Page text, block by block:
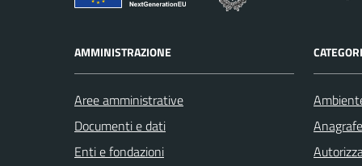
AMMINISTRAZIONE
Aree amministrative
Documenti e dati
Enti e fondazioni